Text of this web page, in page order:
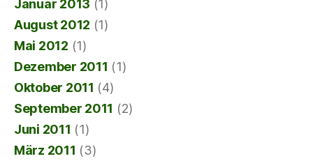
Januar 2013 (1)
August 2012 (1)
Mai 2012 (1)
Dezember 2011 (1)
Oktober 2011 (4)
September 2011 (2)
Juni 2011 (1)
März 2011 (3)